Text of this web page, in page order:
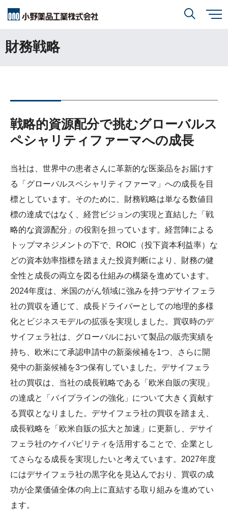
患者さんとご家族の皆さま
医療関係者の皆さま
メディカルアフェアーズ情報提供サイト（ONO
MA）
医療従事者向けサイト（ONOメディカルナビ）
医薬・薬学研究支援
ニュース
お問い合わせ
English Global
小野薬品について
ミッションステートメント
経営戦略
グローバル戦略
コーポレート・ガバナンス
ポリシー類
沿革
会社案内
研究開発 トップ
創薬方針
オープンイノベーション
開発方針
開発パイプライン
ライセンス活動
研究者主導研究支援
IR情報
経営方針
財務ハイライト
IRライブラリー
株式関連情報
個人投資家の皆さまへ
IRカレンダー
株主・投資家との対話
よくあるご質問
サステナビリティ
サステナビリティトップ
トップメッセージ
環境
社会
ガバナンス
ステークホルダーエンゲージメント
社会貢献活動
ポリシー類
サステナビリティレポート
ESGデータ集
財務戦略
戦略的資源配分で挑むグローバルス
ペシャリティファーマへの成長
当社は、世界中の患者さんに革新的な医薬品をお届けす
る「グローバルスペシャリティファーマ」への成長を目
標としています。そのために、財務戦略は単なる数値目
標の達成ではなく、経営ビジョンの実現と直結した「戦
略的な資源配分」の役割を担っています。経営陣による
トップマネジメントの下で、ROIC（投下資本利益率）な
どの資本効率指標を踏まえた投資判断により、財務の健
全性と成長の両立を図る仕組みの構築を進めています。
2024年度は、米国のがん領域に強みを持つデサイフェラ
社の買収を通じて、成長ドライバーとしての地理的多様
化とビジネスモデルの拡張を実現しました。買収時のデ
サイフェラ社は、グローバルにおいて製品の販売実績を
持ち、欧米にて承認申請中の新薬候補を1つ、さらに開
発中の新薬候補を3つ保有していました。デサイフェラ
社の買収は、当社の成長戦略である「欧米自販の実現」
の達成と「パイプラインの強化」について大きく貢献す
る買収となりました。デサイフェラ社の買収を踏まえ、
成長戦略を「欧米自販の拡大と加速」に更新し、デサイ
フェラ社のケイパビリティを活用することで、企業とし
てさらなる成長を実現したいと考えています。2027年度
にはデサイフェラ社の黒字化を見込んでおり、買収の成
功が企業価値全体の向上に直結する取り組みを進めてい
ます。